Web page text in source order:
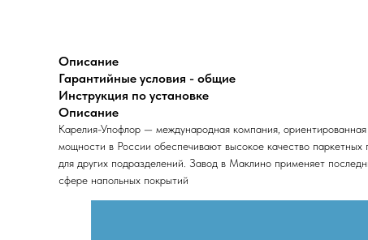
Описание
Гарантийные условия - общие
Инструкция по установке
Описание
Карелия-Упофлор — международная компания,
мощности в России обеспечивают высокое качество
для других подразделений. Завод в Маклино применяет
сфере напольных покрытий